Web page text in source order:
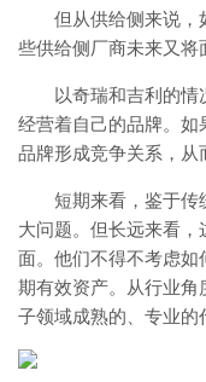
但从供给侧来说，
些供给侧厂商未来又将
以奇瑞和吉利的
经营着自己的品牌。如
品牌形成竞争关系，从
短期来看，鉴于传
大问题。但长远来看
面。他们不得不考虑
期有效资产。从行业角
子领域成熟的、专业的